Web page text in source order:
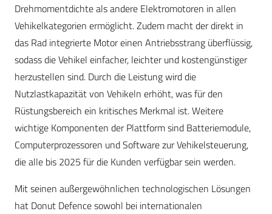
Drehmomentdichte als andere Elektromotoren in allen
Vehikelkategorien ermöglicht. Zudem macht der direkt in
das Rad integrierte Motor einen Antriebsstrang überflüssig,
sodass die Vehikel einfacher, leichter und kostengünstiger
herzustellen sind. Durch die Leistung wird die
Nutzlastkapazität von Vehikeln erhöht, was für den
Rüstungsbereich ein kritisches Merkmal ist. Weitere
wichtige Komponenten der Plattform sind Batteriemodule,
Computerprozessoren und Software zur Vehikelsteuerung,
die alle bis 2025 für die Kunden verfügbar sein werden.
Mit seinen außergewöhnlichen technologischen Lösungen
hat Donut Defence sowohl bei internationalen